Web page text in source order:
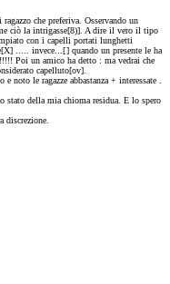
che preferiva. Osservando un
ciò la intrigasse[8)]. A dire il vero il tipo
con i capelli portati lunghetti
..... invece...[] quando un presente le ha
Poi un amico ha detto : ma vedrai che
capelluto[ov].
noto le ragazze abbastanza + interessate .
stato della mia chioma residua. E lo spero